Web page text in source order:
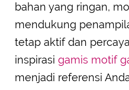
bahan yang ringan,
mendukung
tetap aktif dan
inspirasi gamis motif
menjadi referensi